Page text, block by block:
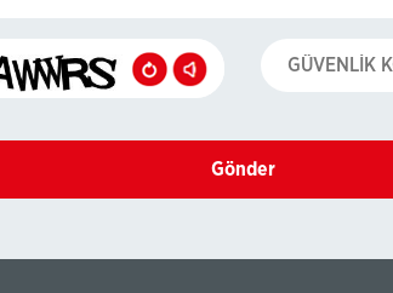
Gönder